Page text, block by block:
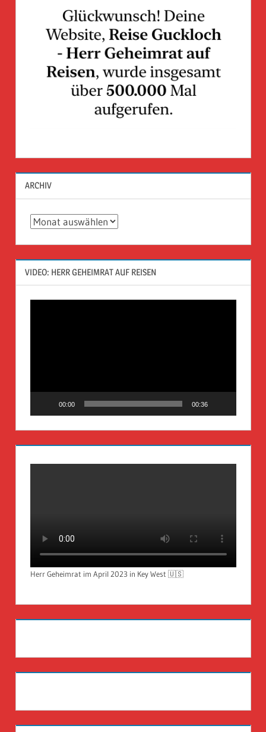
ARCHIV
Archiv
VIDEO: HERR GEHEIMRAT AUF REISEN
00:00 00:36
Herr Geheimrat im April 2023 in Key West 🇺🇸